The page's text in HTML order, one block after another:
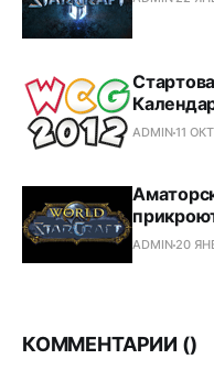
ADMIN11
ADMIN 20
КОММЕНТАРИИ ()